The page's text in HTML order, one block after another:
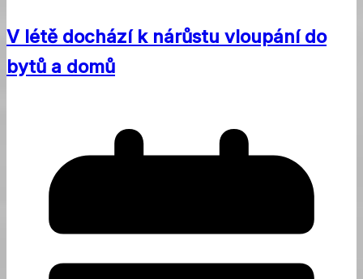
V létě dochází k nárůstu vloupání do
bytů a domů